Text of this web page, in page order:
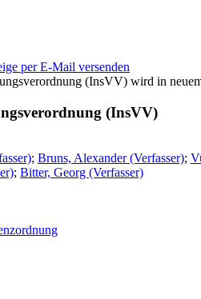
per E-Mail versenden
wird in
(InsVV)
; Bruns, Alexander (Verfasser);
; Bitter, Georg (Verfasser)